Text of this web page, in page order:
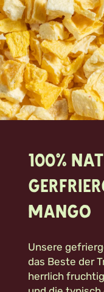
100%
Mango
Unsere
das Beste der
herrlich